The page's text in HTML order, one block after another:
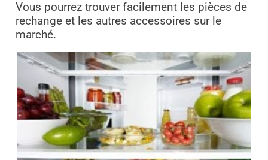
Vous pourrez trouver facilement les pièces de
rechange et les autres accessoires sur le
marché.